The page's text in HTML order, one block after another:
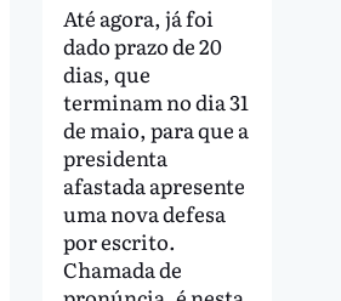
Até agora, já foi
dado prazo de 20
dias, que
terminam no dia 31
de maio, para que a
presidenta
afastada apresente
uma nova defesa
por escrito.
Chamada de